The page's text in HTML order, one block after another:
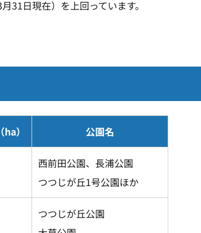
月31日現在）を上回っています。
） 公園名
西前田公園、長浦公園
つつじが丘1号公園ほか
つつじが丘公園